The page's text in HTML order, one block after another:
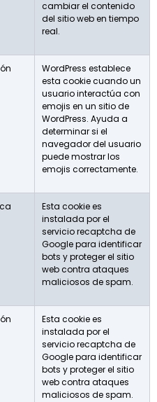
cambiar el contenido
del sitio web en tiempo
real.
WordPress establece
esta cookie cuando un
usuario interactúa con
emojis en un sitio de
WordPress. Ayuda a
determinar si el
navegador del usuario
puede mostrar los
emojis correctamente.
Esta cookie es
instalada por el
servicio recaptcha de
Google para identificar
bots y proteger el sitio
web contra ataques
maliciosos de spam.
Esta cookie es
instalada por el
servicio recaptcha de
Google para identificar
bots y proteger el sitio
web contra ataques
maliciosos de spam.